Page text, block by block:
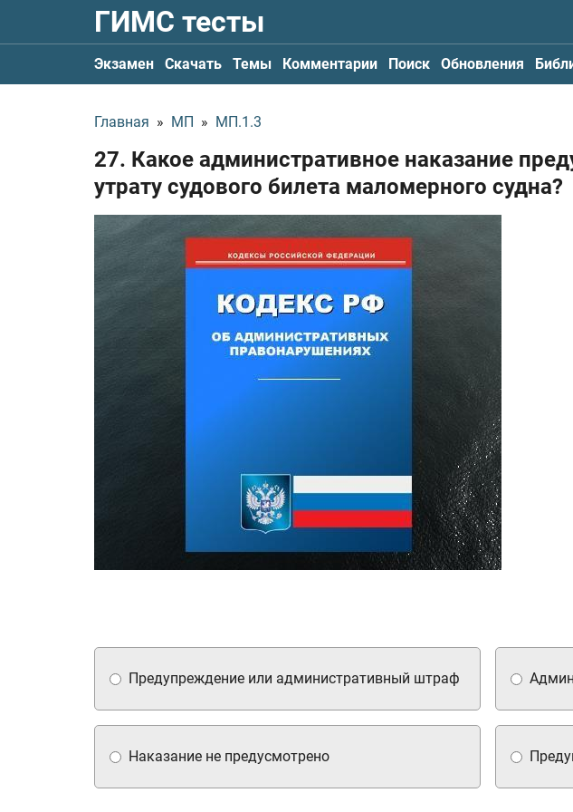
ГИМС тесты
Экзамен Скачать Темы Комментарии Поиск Обновления
Главная » МП » МП.1.3
27. Какое административное наказание
утрату судового билета маломерного судна?
Предупреждение или административный штраф
Наказание не предусмотрено